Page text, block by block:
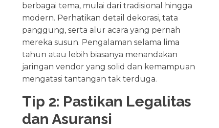
berbagai tema, mulai dari tradisional hingga
modern. Perhatikan detail dekorasi, tata
panggung, serta alur acara yang pernah
mereka susun. Pengalaman selama lima
tahun atau lebih biasanya menandakan
jaringan vendor yang solid dan kemampuan
mengatasi tantangan tak terduga.
Tip 2: Pastikan Legalitas
dan Asuransi